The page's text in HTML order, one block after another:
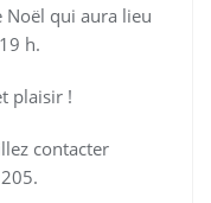
qui aura lieu
h.
plaisir !
contacter